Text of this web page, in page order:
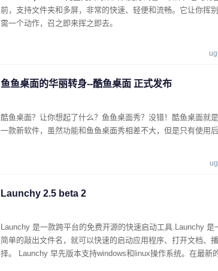
前，支持文件夹和多屏，非常的快速、轻便和流畅。它让你挥
需一个动作，召之即来挥之即去。
鱼鱼桌面的华丽转身--酷鱼桌面 正式发布
酷鱼桌面？让你想起了什么？鱼鱼桌面秀？没错！酷鱼桌面就
一款新软件，虽然功能和鱼鱼桌面秀相差不大，但是只有使用
Launchy 2.5 beta 2
Launchy 是一款跨平台的免费开源的快速启动工具.Launchy
简单的敲出文件名，就可以快速的启动应用程序、打开文档、
择。 Launchy 早先版本支持windows和linux操作系统。在最新